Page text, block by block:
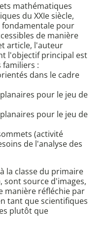
mathématiques
du XXIe siècle,
pour
de manière
article, l'auteur
l'objectif principal est
familiers :
dans le cadre
pour le jeu de
pour le jeu de
(activité
de l'analyse des
la classe du primaire
sont source d'images,
manière réfléchie par
tant que scientifiques
plutôt que